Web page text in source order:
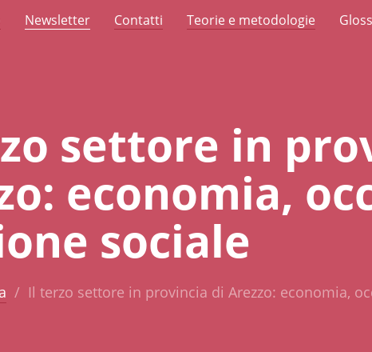
Newsletter Contatti Teorie e metodologie
settore in
economia,
sociale
Il terzo settore in provincia di Arezzo: economia,